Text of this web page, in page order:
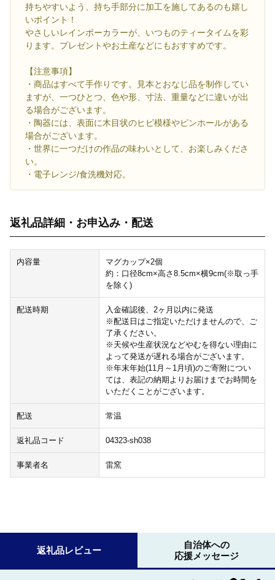
持ちやすいよう、持ち手部分に加工を施してあるのも嬉し
いポイント！
やさしいレインボーカラーが、いつものティータイムを彩
ります。プレゼントやお土産などにもおすすめです。
【注意事項】
・商品はすべて手作りです。見本とおなじ品を制作してい
ますが、一つひとつ、色や形、寸法、重量などに違いが出
る場合がございます。
・陶器には、表面に木目状のヒビ模様やピンホールがある
場合がございます。
・世界に一つだけの作品の味わいとして、お楽しみくださ
い。
・電子レンジ/食洗機対応。
返礼品詳細・お申込み・配送
内容量
マグカップ×2個
約：口径8cm×高さ8.5cm×横9cm(※取っ手
を除く)
配送時期
入金確認後、2ヶ月以内に発送
※配送日はご指定いただけませんので、ご
了承ください。
※天候や生産状況などやむを得ない理由に
よって発送が遅れる場合がございます。
※年末年始(11月～1月頃)のご寄附につい
ては、表記の納期よりお届けまでお時間を
いただくことがございます。
配送 常温
返礼品コード 04323-sh038
事業者名 雷窯
返礼品レビュー
自治体への
応援メッセージ